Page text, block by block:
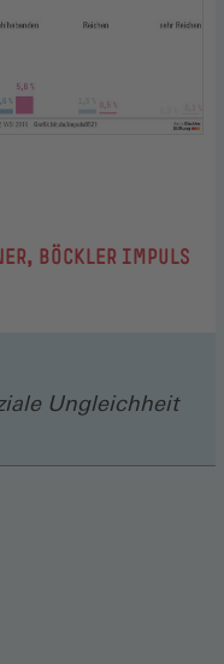
BÖCKLER IMPULS
Ungleichheit